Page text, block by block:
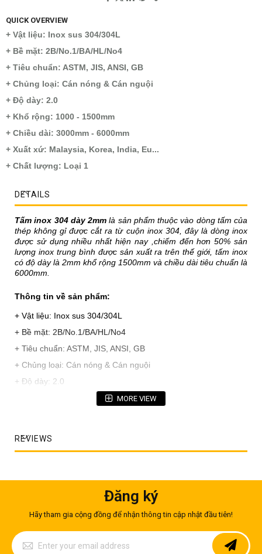
QUICK OVERVIEW
+ Vật liệu: Inox sus 304/304L
+ Bề mặt: 2B/No.1/BA/HL/No4
+ Tiêu chuẩn: ASTM, JIS, ANSI, GB
+ Chủng loại: Cán nóng & Cán nguội
+ Độ dày: 2.0
+ Khổ rộng: 1000 - 1500mm
+ Chiều dài: 3000mm - 6000mm
+ Xuất xứ: Malaysia, Korea, India, Eu...
+ Chất lượng: Loại 1
DETAILS
Tấm inox 304 dày 2mm là sản phẩm thuộc vào dòng tấm của
thép không gỉ được cắt ra từ cuộn inox 304, đây là dòng inox
được sử dụng nhiều nhất hiện nay ,chiếm đến hơn 50% sản
lượng inox trung bình được sản xuất ra trên thế giới, tấm inox
có độ dày là 2mm khổ rộng 1500mm và chiều dài tiêu chuẩn là
6000mm.
Thông tin về sản phẩm:
+ Vật liệu: Inox sus 304/304L
+ Bề mặt: 2B/No.1/BA/HL/No4
+ Tiêu chuẩn: ASTM, JIS, ANSI, GB
+ Chủng loại: Cán nóng & Cán nguội
+ Độ dày: 2.0
+ Khổ rộng: 1000 - 1500mmMORE VIEW
REVIEWS
Đăng ký
Hãy tham gia cộng đồng để nhận thông tin cập nhật đầu tiên!
Sign
Up